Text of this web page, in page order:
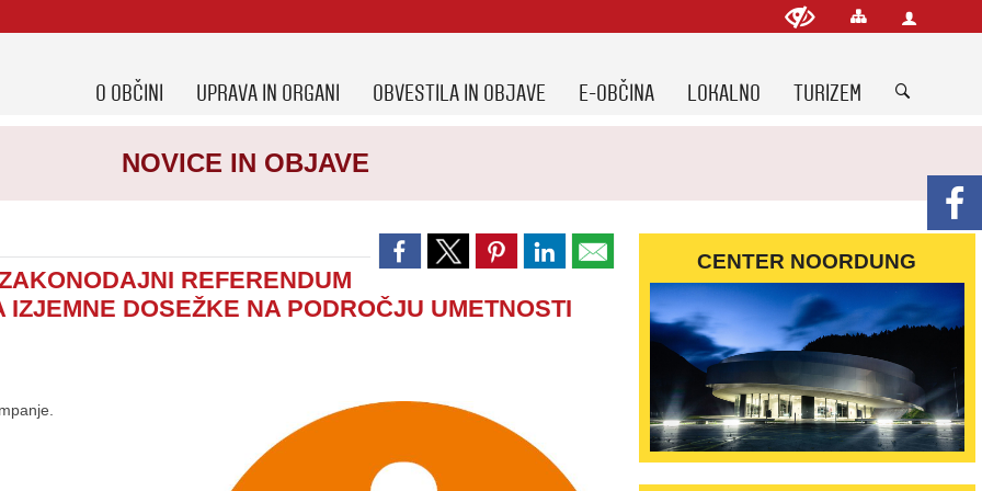
O OBČINI UPRAVA IN ORGANI OBVESTILA IN OBJAVE E-OBČINA LOKALNO TURIZEM
NOVICE IN OBJAVE
REFERENDUM
DOSEŽKE NA PODROČJU UMETNOSTI
CENTER NOORDUNG